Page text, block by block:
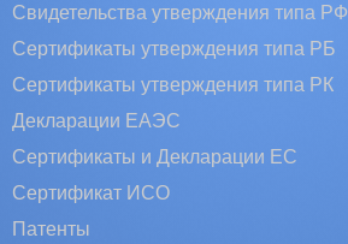
Свидетельства утверждения типа РФ
Сертификаты утверждения типа РБ
Сертификаты утверждения типа РК
Декларации ЕАЭС
Сертификаты и Декларации EC
Сертификат ИСО
Патенты